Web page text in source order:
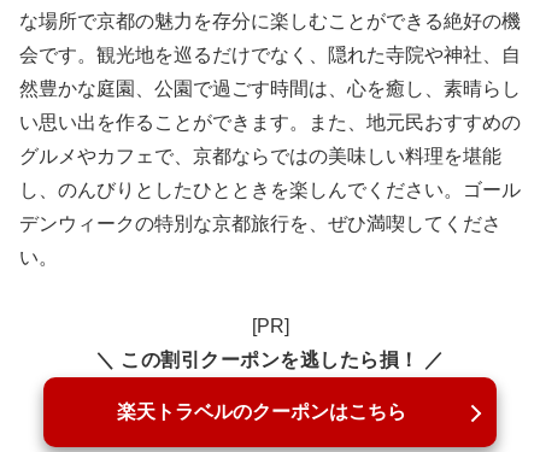
な場所で京都の魅力を存分に楽しむことができる絶好の機
会です。観光地を巡るだけでなく、隠れた寺院や神社、自
然豊かな庭園、公園で過ごす時間は、心を癒し、素晴らし
い思い出を作ることができます。また、地元民おすすめの
グルメやカフェで、京都ならではの美味しい料理を堪能
し、のんびりとしたひとときを楽しんでください。ゴール
デンウィークの特別な京都旅行を、ぜひ満喫してくださ
い。
[PR]
＼ この割引クーポンを逃したら損！ ／
楽天トラベルのクーポンはこちら